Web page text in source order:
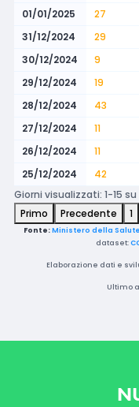
01/01/2025 27
31/12/2024
29
30/12/2024
9
29/12/2024
19
28/12/2024
43
27/12/2024
11
26/12/2024
11
25/12/2024
42
Giorni visualizzati: 1-15 su
Primo
Precedente 1
Fonte: Ministero della Salute
dataset:
Elaborazione dati e
Ultimo